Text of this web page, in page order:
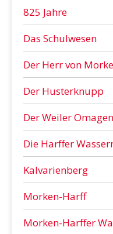
825 Jahre
Das Schulwesen
Der Herr von
Der Husterknupp
Der Weiler Omagen
Die Harffer
Kalvarienberg
Morken-Harff
Morken-Harffer